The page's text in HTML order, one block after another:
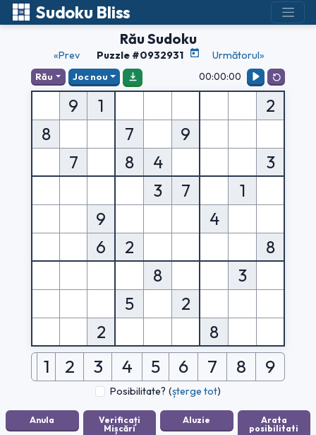
Sudoku Bliss
Rău Sudoku
«Prev Puzzle #0932931 Următorul»
Rău Joc nou 00:00:00
9 1
2
8
7
9
7
8 4
3
3
7
1
9
4
6
2
8
8
3
5
2
2
8
1 2 3 4 5 6 7 8 9
Posibilitate? (șterge tot)